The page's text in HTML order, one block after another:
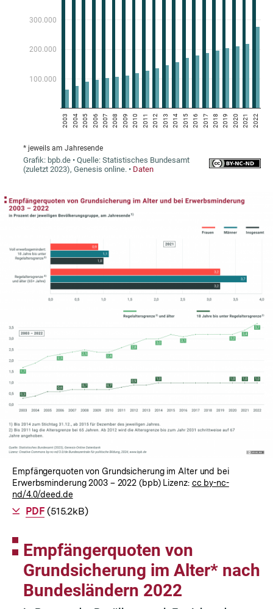
Empfängerquoten von Grundsicherung im Alter und bei
Erwerbsminderung 2003 – 2022 (bpb) Lizenz: cc by-nc-
nd/4.0/deed.de
Als
PDFherunterladen
(515.2kB)